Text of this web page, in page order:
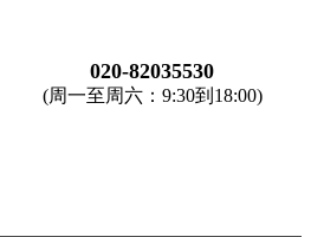
020-82035530
(周一至周六：9:30到18:00)